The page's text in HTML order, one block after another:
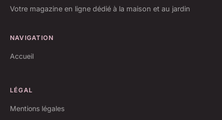
Votre magazine en ligne dédié à la maison et au jardin
NAVIGATION
Accueil
LÉGAL
Mentions légales